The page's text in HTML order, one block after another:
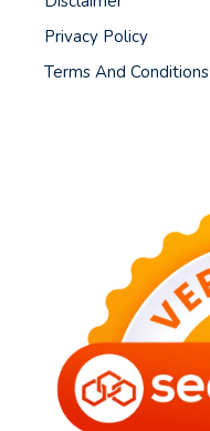
Privacy Policy
Terms And Conditions